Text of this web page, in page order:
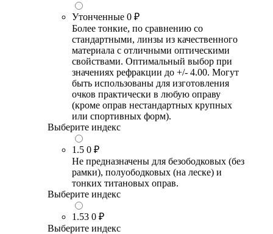
Утонченные 0 ₽
Более тонкие, по сравнению со
стандартными, линзы из качественного
материала с отличными оптическими
свойствами. Оптимальный выбор при
значениях рефракции до +/- 4.00. Могут
быть использованы для изготовления
очков практически в любую оправу
(кроме оправ нестандартных крупных
или спортивных форм).
Выберите индекс
1.5 0 ₽
Не предназначены для безободковых (без
рамки), полуободковых (на леске) и
тонких титановых оправ.
Выберите индекс
1.53 0 ₽
Выберите индекс